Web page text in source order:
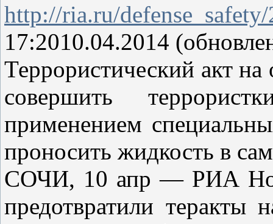
http://ria.ru/
17:2010.04.2014
Террористический акт
совершить
применением
проносить жидкость в
СОЧИ, 10 апр — РИА
предотвратили теракты